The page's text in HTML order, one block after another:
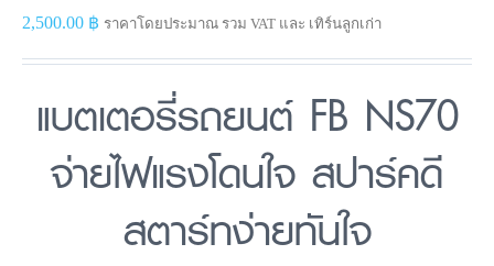
2,500.00 ฿ ราคาโดยประมาณ รวม VAT และ เทิร์นลูกเก่า
แบตเตอรี่รถยนต์ FB NS70
จ่ายไฟแรงโดนใจ สปาร์คดี
สตาร์ทง่ายทันใจ